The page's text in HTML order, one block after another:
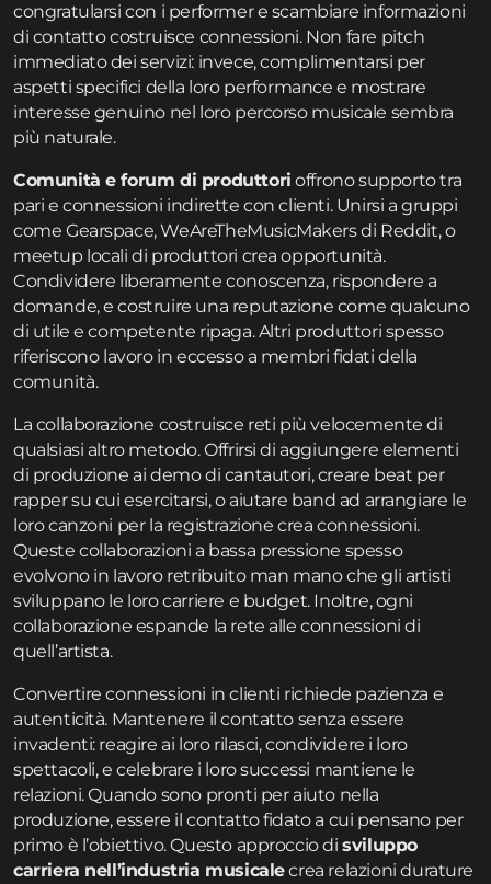
congratularsi con i performer e scambiare informazioni
di contatto costruisce connessioni. Non fare pitch
immediato dei servizi: invece, complimentarsi per
aspetti specifici della loro performance e mostrare
interesse genuino nel loro percorso musicale sembra
più naturale.
Comunità e forum di produttori offrono supporto tra
pari e connessioni indirette con clienti. Unirsi a gruppi
come Gearspace, WeAreTheMusicMakers di Reddit, o
meetup locali di produttori crea opportunità.
Condividere liberamente conoscenza, rispondere a
domande, e costruire una reputazione come qualcuno
di utile e competente ripaga. Altri produttori spesso
riferiscono lavoro in eccesso a membri fidati della
comunità.
La collaborazione costruisce reti più velocemente di
qualsiasi altro metodo. Offrirsi di aggiungere elementi
di produzione ai demo di cantautori, creare beat per
rapper su cui esercitarsi, o aiutare band ad arrangiare le
loro canzoni per la registrazione crea connessioni.
Queste collaborazioni a bassa pressione spesso
evolvono in lavoro retribuito man mano che gli artisti
sviluppano le loro carriere e budget. Inoltre, ogni
collaborazione espande la rete alle connessioni di
quell’artista.
Convertire connessioni in clienti richiede pazienza e
autenticità. Mantenere il contatto senza essere
invadenti: reagire ai loro rilasci, condividere i loro
spettacoli, e celebrare i loro successi mantiene le
relazioni. Quando sono pronti per aiuto nella
produzione, essere il contatto fidato a cui pensano per
primo è l’obiettivo. Questo approccio disviluppo
carriera nell’industria musicalecrea relazioni durature